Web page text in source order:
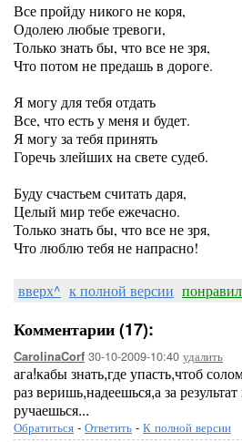
Все пройду никого не коря,
Одолею любые тревоги,
Только знать бы, что все не зря,
Что потом не предашь в дороге.
Я могу для тебя отдать
Все, что есть у меня и будет.
Я могу за тебя принять
Горечь злейших на свете судеб.
Буду счастьем считать даря,
Целый мир тебе ежечасно.
Только знать бы, что все не зря,
Что люблю тебя не напрасно!
вверх^ к полной версии
Комментарии (17):
CarolinaCorf 30-10-2009-10:40 удалить
ага!кабы знать,где упасть,чтоб
раз веришь,надеешься,а за
ручаешься...
Обратиться - Ответить - К полной версии